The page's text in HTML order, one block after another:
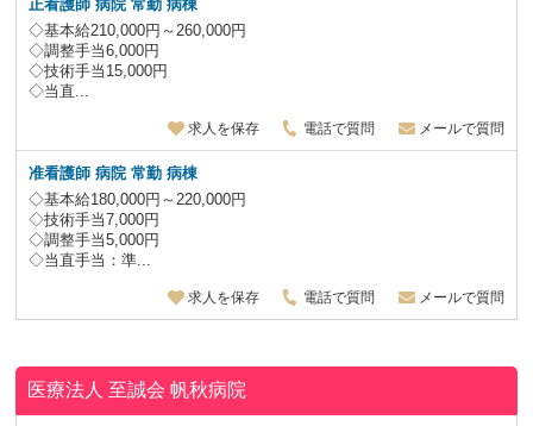
正看護師 病院 常勤 病棟
◇基本給210,000円～260,000円
◇調整手当6,000円
◇技術手当15,000円
◇当直...
求人を保存 電話で質問 メールで質問
准看護師 病院 常勤 病棟
◇基本給180,000円～220,000円
◇技術手当7,000円
◇調整手当5,000円
◇当直手当：準...
求人を保存 電話で質問 メールで質問
医療法人 至誠会帆秋病院